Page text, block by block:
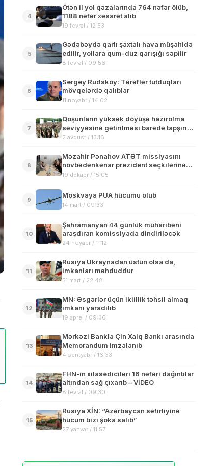
4
Ötən il yol qəzalarında 764 nəfər ölüb,
1188 nəfər xəsarət alıb
19 fevral / 12:53
5
Gədəbəydə qarlı şaxtalı hava müşahidə
edilir, yollara qum-duz qarışığı səpilir
8 fevral / 09:56
6
Sergey Rudskoy: Tərəflər tutduqları
mövqelərdə qalıblar
11 noyabr / 14:02
7
Qoşunların yüksək döyüşə hazırolma
səviyyəsinə gətirilməsi barədə tapşırıq
verilib
2 avqust / 13:16
8
Məzahir Pənahov ATƏT missiyasını
növbədənkənar prezident seçkilərinə
hazırlıqla bağlı məlumatlandırıb
19 dekabr / 15:05
9
Moskvaya PUA hücumu olub
14 mart / 09:33
10
Şahramanyan 44 günlük müharibəni
araşdıran komissiyada dindiriləcək
24 noyabr / 11:12
11
Rusiya Ukraynadan üstün olsa da,
imkanları məhduddur
31 mart / 22:48
12
MN: Əsgərlər üçün ikiillik təhsil almaq
imkanı yaradılıb
19 aprel / 09:36
13
Mərkəzi Bankla Çin Xalq Bankı arasında
Memorandum imzalanıb
4 sentyabr / 16:33
14
FHN-in xilasediciləri 16 nəfəri dağıntılar
altından sağ çıxarıb – VİDEO
8 fevral / 09:30
15
Rusiya XİN: “Azərbaycan səfirliyinə
hücum bizi şoka salıb”
27 yanvar / 11:57